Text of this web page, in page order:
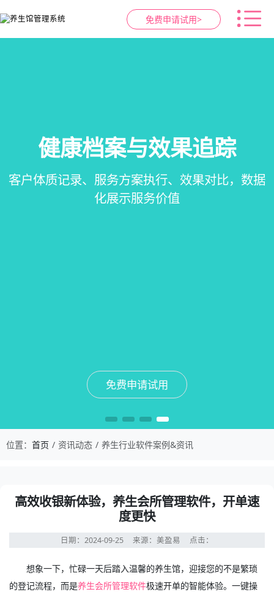
免费申请试用>
会员营销&锁客
会员积分、套餐定制、精准营销、客户关怀，提
升复购率与客单价
免费申请试用
预约与工位管理
在线预约、智能排班、技师调度、房间/床位状态
一目了然，提升资源利用率
免费申请试用
健康档案与效果追踪
客户体质记录、服务方案执行、效果对比，数据
化展示服务价值
免费申请试用
智慧养生馆管理系统
一站式解决养生馆预约、服务、会员、财务、营
销全流程数字化管理
免费申请试用
位置： 首页 资讯动态 养生行业软件案例&资讯
高效收银新体验，养生会所管理软件，开单速
度更快
日期：2024-09-25 来源：美盈易 点击：
想象一下，忙碌一天后踏入温馨的养生馆，迎接您的不是繁琐
的登记流程，而是养生会所管理软件极速开单的智能体验。一键操